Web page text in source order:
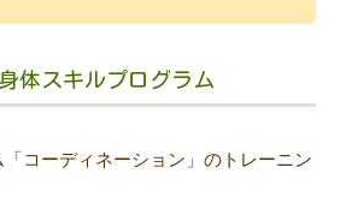
体スキルプログラム
コーディネーション」のトレーニン